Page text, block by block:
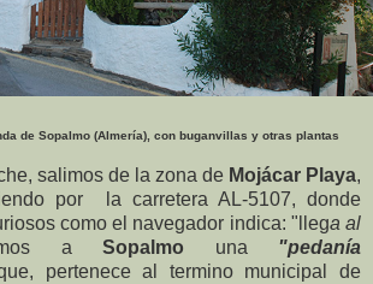
de Sopalmo (Almería), con buganvillas y otras plantas
salimos de la zona de Mojácar Playa,
por la carretera AL-5107, donde
como el navegador indica: "llega al
aSopalmo una "pedanía
pertenece al termino municipal de